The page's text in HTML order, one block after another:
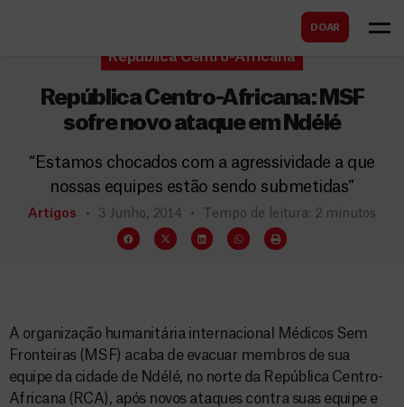
DOAR
r
República Centro-Africana
República Centro-Africana: MSF
sofre novo ataque em Ndélé
“Estamos chocados com a agressividade a que
nossas equipes estão sendo submetidas”
Artigos 3 Junho, 2014 Tempo de leitura: 2 minutos
A organização humanitária internacional Médicos Sem
Fronteiras (MSF) acaba de evacuar membros de sua
equipe da cidade de Ndélé, no norte da República Centro-
Africana (RCA), após novos ataques contra suas equipe e
s
c
a